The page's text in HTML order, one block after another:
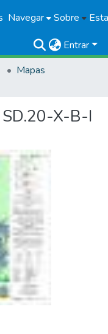
Navegar Sobre
Entrar
Mapas
X-B-I